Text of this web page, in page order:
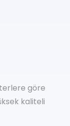
göre
kaliteli